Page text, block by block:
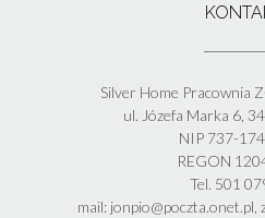
Silver Home Pracownia
ul. Józefa Marka 6,
NIP 737-
REGON
Tel. 501
mail: jonpio@poczta.onet.pl,